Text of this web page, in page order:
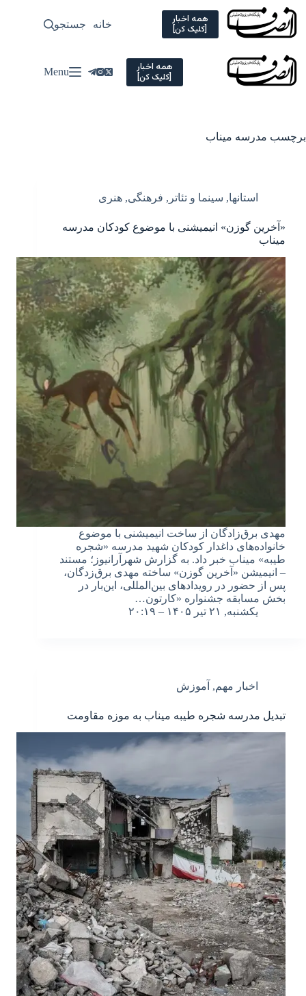
Skip
content
همه اخبار
[کلیک کن] خانه سیاسی
جستجو
همه اخبار
[کلیک کن] Menu
برچسب مدرسه میناب
استانها, سینما و تئاتر , فرهنگی, هنری
«آخرین گوزن» انیمیشنی با موضوع کودکان مدرسه
میناب
مهدی برق‌زادگان از ساخت انیمیشنی با موضوع
خانواده‌های داغدار کودکان شهید مدرسه «شجره
طیبه» میناب خبر داد. به گزارش شهرآرانیوز؛ مستند
– انیمیشن «آخرین گوزن» ساخته مهدی برق‌زدگان،
پس از حضور در رویدادهای بین‌المللی، این‌بار در
بخش مسابقه جشنواره «کارتون…
یکشنبه, ۲۱ تیر ۱۴۰۵ – ۲۰:۱۹
اخبار مهم, آموزش
تبدیل مدرسه شجره طیبه میناب به موزه مقاومت